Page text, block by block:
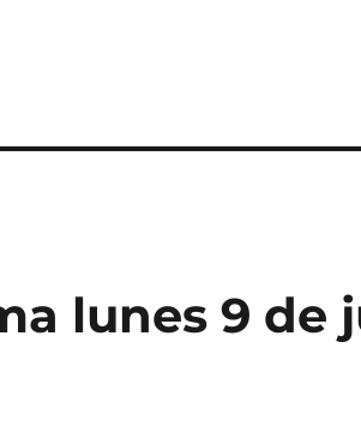
lunes 9 de